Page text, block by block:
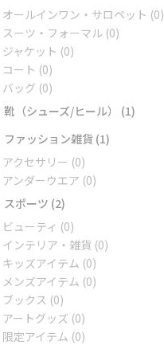
オールインワン・サロペット (0)
スーツ・フォーマル (0)
ジャケット (0)
コート (0)
バッグ (0)
靴（シューズ/ヒール）
(1)
ファッション雑貨 (1)
アクセサリー (0)
アンダーウエア (0)
スポーツ (2)
ビューティ (0)
インテリア・雑貨 (0)
キッズアイテム (0)
メンズアイテム (0)
ブックス (0)
アートグッズ (0)
限定アイテム (0)